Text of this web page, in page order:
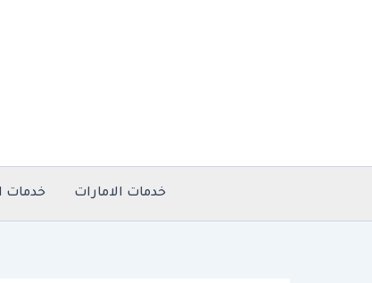
خدمات الامارات خدمات